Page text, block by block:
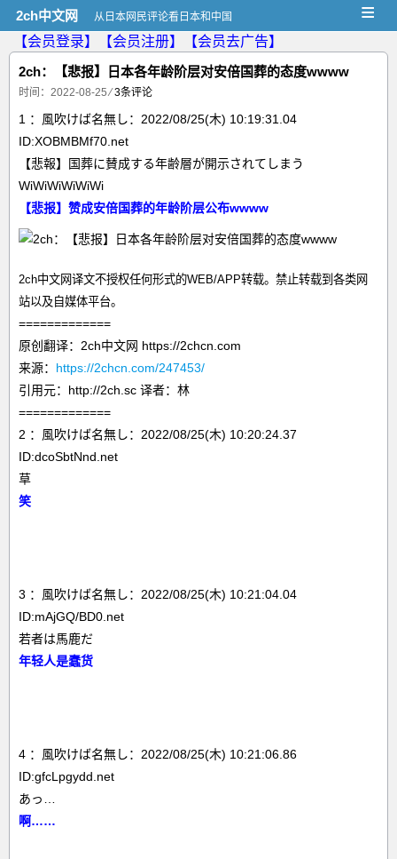
2ch中文网 从日本网民评论看日本和中国 ≡
【会员登录】 【会员注册】
【会员去广告】
2ch：【悲报】日本各年龄阶层对安倍国葬的态度wwww
时间：2022-08-25 ⁄3条评论
1 ：風吹けば名無し：2022/08/25(木) 10:19:31.04
ID:XOBMBMf70.net
【悲報】国葬に賛成する年齢層が開示されてしまう
WiWiWiWiWiWi
【悲报】赞成安倍国葬的年龄阶层公布wwww
2ch中文网译文不授权任何形式的WEB/APP转载。禁止转载到各类网
站以及自媒体平台。
=============
原创翻译：2ch中文网 https://2chcn.com
来源： https://2chcn.com/247453/
引用元：http://2ch.sc 译者：林
=============
2 ：風吹けば名無し：2022/08/25(木) 10:20:24.37
ID:dcoSbtNnd.net
草
笑
3 ：風吹けば名無し：2022/08/25(木) 10:21:04.04
ID:mAjGQ/BD0.net
若者は馬鹿だ
年轻人是蠢货
4 ：風吹けば名無し：2022/08/25(木) 10:21:06.86
ID:gfcLpgydd.net
あっ…
啊……